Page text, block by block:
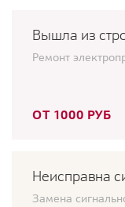
Вышла из
Ремонт
ОТ 1000 РУБ
Неисправна
Замена